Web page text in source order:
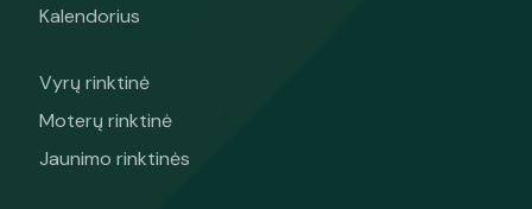
Kalendorius
Vyrų rinktinė
Moterų rinktinė
Jaunimo rinktinės